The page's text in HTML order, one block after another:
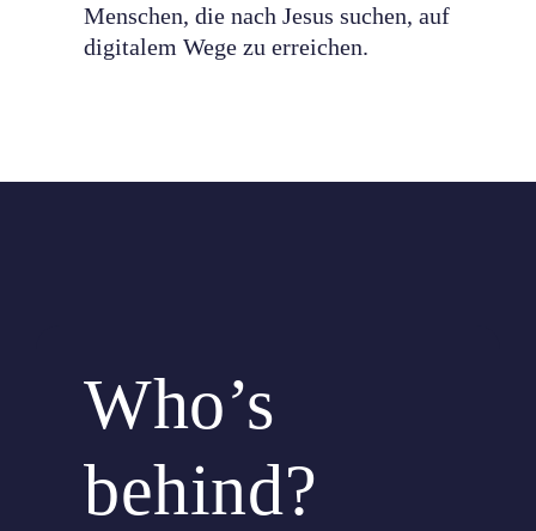
Menschen, die nach Jesus suchen, auf
digitalem Wege zu erreichen.
Who’s
behind?